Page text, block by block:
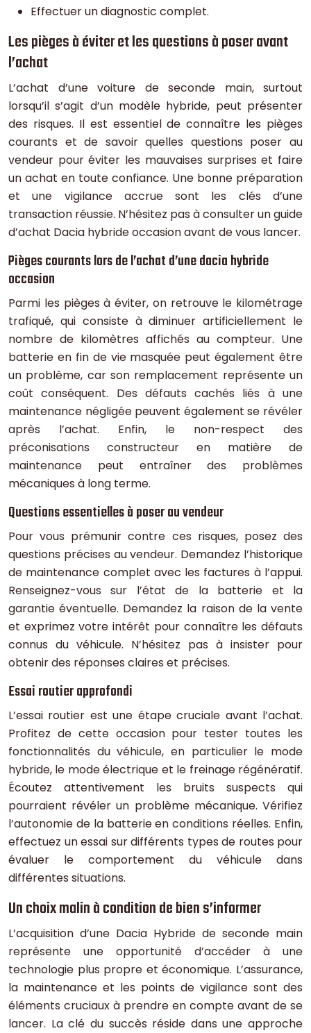
Effectuer un diagnostic complet.
Les pièges à éviter et les questions à poser avant
l’achat
L’achat d’une voiture de seconde main, surtout
lorsqu’il s’agit d’un modèle hybride, peut présenter
des risques. Il est essentiel de connaître les pièges
courants et de savoir quelles questions poser au
vendeur pour éviter les mauvaises surprises et faire
un achat en toute confiance. Une bonne préparation
et une vigilance accrue sont les clés d’une
transaction réussie. N’hésitez pas à consulter un guide
d’achat Dacia hybride occasion avant de vous lancer.
Pièges courants lors de l’achat d’une dacia hybride
occasion
Parmi les pièges à éviter, on retrouve le kilométrage
trafiqué, qui consiste à diminuer artificiellement le
nombre de kilomètres affichés au compteur. Une
batterie en fin de vie masquée peut également être
un problème, car son remplacement représente un
coût conséquent. Des défauts cachés liés à une
maintenance négligée peuvent également se révéler
après l’achat. Enfin, le non-respect des
préconisations constructeur en matière de
maintenance peut entraîner des problèmes
mécaniques à long terme.
Questions essentielles à poser au vendeur
Pour vous prémunir contre ces risques, posez des
questions précises au vendeur. Demandez l’historique
de maintenance complet avec les factures à l’appui.
Renseignez-vous sur l’état de la batterie et la
garantie éventuelle. Demandez la raison de la vente
et exprimez votre intérêt pour connaître les défauts
connus du véhicule. N’hésitez pas à insister pour
obtenir des réponses claires et précises.
Essai routier approfondi
L’essai routier est une étape cruciale avant l’achat.
Profitez de cette occasion pour tester toutes les
fonctionnalités du véhicule, en particulier le mode
hybride, le mode électrique et le freinage régénératif.
Écoutez attentivement les bruits suspects qui
pourraient révéler un problème mécanique. Vérifiez
l’autonomie de la batterie en conditions réelles. Enfin,
effectuez un essai sur différents types de routes pour
évaluer le comportement du véhicule dans
différentes situations.
Un choix malin à condition de bien s’informer
L’acquisition d’une Dacia Hybride de seconde main
représente une opportunité d’accéder à une
technologie plus propre et économique. L’assurance,
la maintenance et les points de vigilance sont des
éléments cruciaux à prendre en compte avant de se
lancer. La clé du succès réside dans une approche